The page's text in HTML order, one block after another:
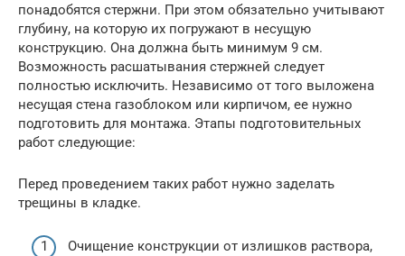
понадобятся стержни. При этом обязательно учитывают
глубину, на которую их погружают в несущую
конструкцию. Она должна быть минимум 9 см.
Возможность расшатывания стержней следует
полностью исключить. Независимо от того выложена
несущая стена газоблоком или кирпичом, ее нужно
подготовить для монтажа. Этапы подготовительных
работ следующие:
Перед проведением таких работ нужно заделать
трещины в кладке.
Очищение конструкции от излишков раствора,